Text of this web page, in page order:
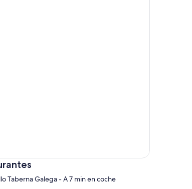
‪Pandemillo Taberna Galega - ‬A 7 min en coche